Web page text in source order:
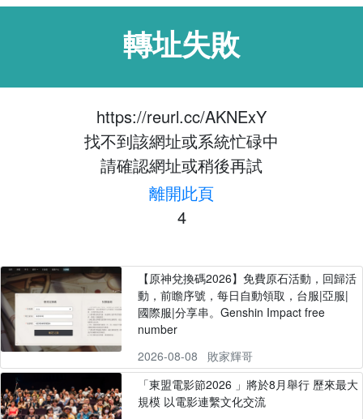
轉址失敗
https://reurl.cc/AKNExY
找不到該網址或系統忙碌中
請確認網址或稍後再試
離開此頁
4
【原神兌換碼2026】免費原石活動，回歸活
動，前瞻序號，每日自動領取，台服|亞服|
國際服|分享串。Genshin Impact free
number
2026-08-08
敗家輝哥
「東盟電影節2026 」將於8月舉行 歷來最大
規模 以電影連繫文化交流